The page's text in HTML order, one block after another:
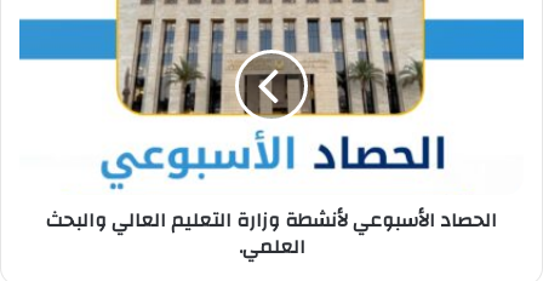
الأسبوعي
وزارة
الحصاد الأسبوعي لأنشطة وزارة التعليم العالي والبحث
العلمي.